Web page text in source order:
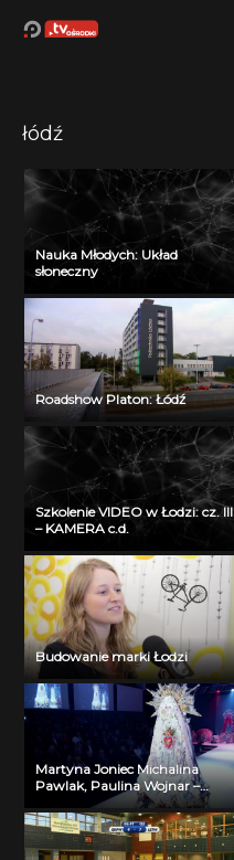
łódź
Nauka Młodych: Układ
słoneczny
Roadshow Platon: Łódź
Szkolenie VIDEO w Łodzi: cz. III
– KAMERA c.d.
Budowanie marki Łodzi
Martyna Joniec Michalina
Pawlak, Paulina Wojnar –
Pracownia Kostiumu
Scenicznego – Pokaz
Dyplomowy ASP ASP 2016